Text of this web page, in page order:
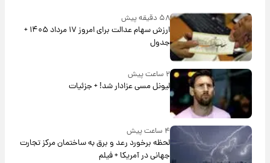
۵۸ دقیقه پیش
ارزش سهام عدالت برای امروز ۱۷ مرداد ۱۴۰۵ +
جدول
۲ ساعت پیش
لیونل مسی عزادار شد! + جزئیات
۴ ساعت پیش
لحظه برخورد رعد و برق به ساختمان مرکز تجارت
جهانی در آمریکا + فیلم